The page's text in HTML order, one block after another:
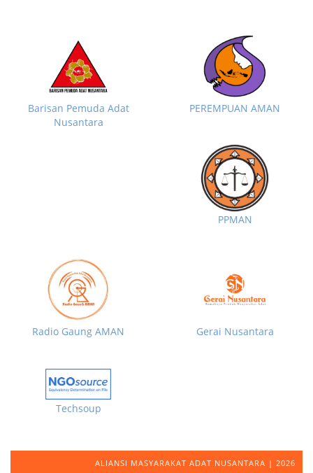
Barisan Pemuda Adat
Nusantara
PEREMPUAN AMAN
PPMAN
Radio Gaung AMAN Gerai Nusantara
Techsoup
ALIANSI MASYARAKAT ADAT NUSANTARA | 2026